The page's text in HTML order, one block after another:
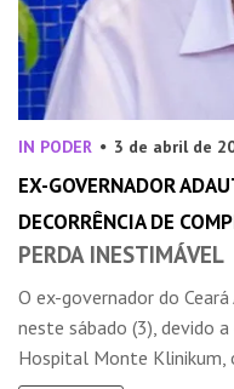
IN PODER 3 de abril de
EX-GOVERNADOR
DECORRÊNCIA DE
PERDA INESTIMÁVEL
O ex-governador do
neste sábado (3), devido
Hospital Monte Klinikum,